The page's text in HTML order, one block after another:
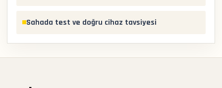
Sahada test ve doğru cihaz tavsiyesi